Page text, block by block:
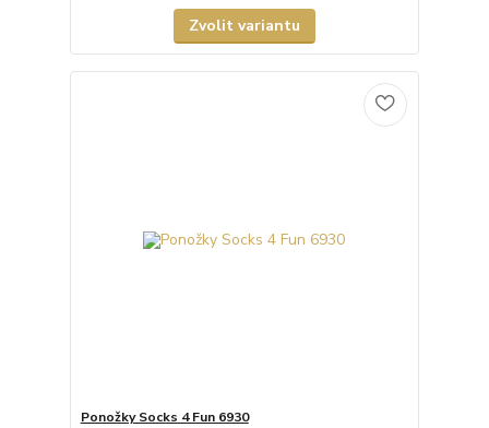
Zvolit variantu
Ponožky Socks 4 Fun 6930